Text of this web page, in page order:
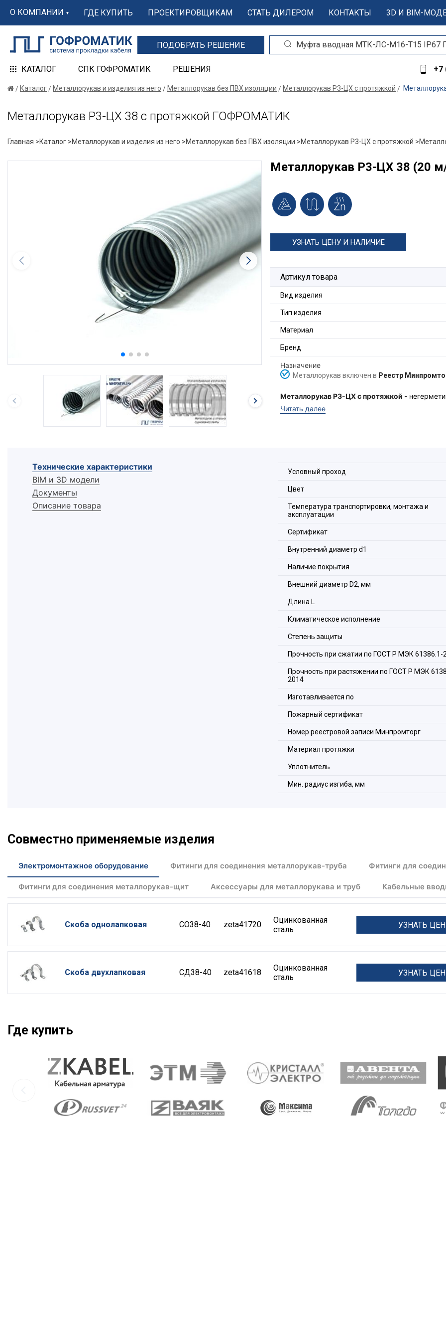
О КОМПАНИИ ГДЕ КУПИТЬ ПРОЕКТИРОВЩИКАМ СТАТЬ ДИЛЕРОМ КОНТАКТЫ 3D И BIM-
ПОДОБРАТЬ РЕШЕНИЕ
КАТАЛОГ СПК ГОФРОМАТИК РЕШЕНИЯ +7
Каталог Металлорукав и изделия из него Металлорукав без ПВХ изоляции Металлорукав Р3-ЦХ с протяжкой
Металлорукав Р3-ЦХ 38 с протяжкой ГОФРОМАТИК
Главная >Каталог >Металлорукав и изделия из него >Металлорукав без ПВХ изоляции >Металлорукав Р3-ЦХ с протяжкой >
Металлорукав Р3-ЦХ 38 (20
УЗНАТЬ ЦЕНУ И НАЛИЧИЕ
Артикул товара
Вид изделия
Тип изделия
Материал
Бренд
Назначение
Металлорукав включен в Реестр
Металлорукав Р3-ЦХ c протяжкой -
горячеоцинкованной ленты с уплотнением из
электрических или информационных кабелей
Читать далее
Технические характеристики
BIM и 3D модели
Документы
Описание товара
Условный проход
Цвет
Температура транспортировки, монтажа и
эксплуатации
Сертификат
Внутренний диаметр d1
Наличие покрытия
Внешний диаметр D2, мм
Длина L
Климатическое исполнение
Степень защиты
Прочность при сжатии по ГОСТ Р МЭК 61386.1-
Прочность при растяжении по ГОСТ Р МЭК
2014
Изготавливается по
Пожарный сертификат
Номер реестровой записи Минпромторг
Материал протяжки
Уплотнитель
Мин. радиус изгиба, мм
Совместно применяемые изделия
Электромонтажное оборудование Фитинги для соединения металлорукав-труба Фитинги для
Фитинги для соединения металлорукав-щит Аксессуары для металлорукава и труб Кабельные
Скоба однолапковая СО38-40 zeta41720
Оцинкованная
сталь
УЗНАТЬ
Скоба двухлапковая СД38-40 zeta41618
Оцинкованная
сталь
УЗНАТЬ
Где купить